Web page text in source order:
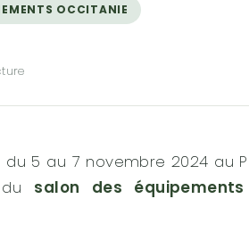
OCCITANIE
du 5 au 7 novembre 2024 au
salon des